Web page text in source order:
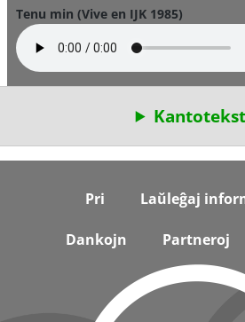
Tenu min (Vive en IJK 1985)
Pri Laŭleĝaj
Dankojn Partneroj